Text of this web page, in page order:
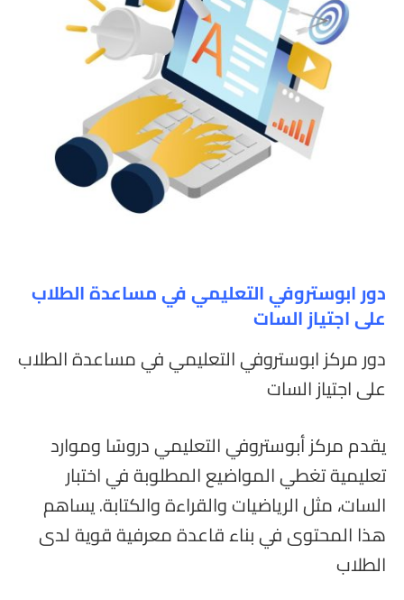
دور ابوستروفي التعليمي في مساعدة الطلاب
على اجتياز السات
دور مركز ابوستروفي التعليمي في مساعدة الطلاب
على اجتياز السات
يقدم مركز أبوستروفي التعليمي دروسًا وموارد
تعليمية تغطي المواضيع المطلوبة في اختبار
السات، مثل الرياضيات والقراءة والكتابة. يساهم
هذا المحتوى في بناء قاعدة معرفية قوية لدى
الطلاب